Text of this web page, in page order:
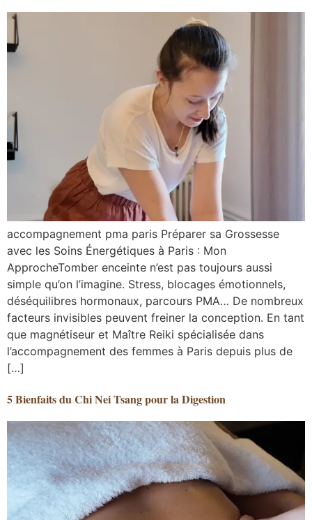
accompagnement pma paris Préparer sa Grossesse
avec les Soins Énergétiques à Paris : Mon
ApprocheTomber enceinte n’est pas toujours aussi
simple qu’on l’imagine. Stress, blocages émotionnels,
déséquilibres hormonaux, parcours PMA… De nombreux
facteurs invisibles peuvent freiner la conception. En tant
que magnétiseur et Maître Reiki spécialisée dans
l’accompagnement des femmes à Paris depuis plus de
[…]
5 Bienfaits du Chi Nei Tsang pour la Digestion